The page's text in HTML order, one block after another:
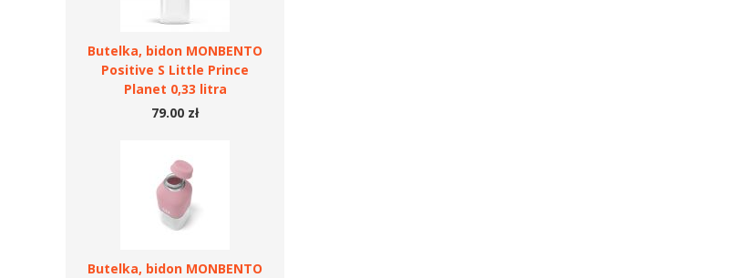
Butelka, bidon MONBENTO
Positive S Little Prince
Planet 0,33 litra
79.00 zł
Butelka, bidon MONBENTO